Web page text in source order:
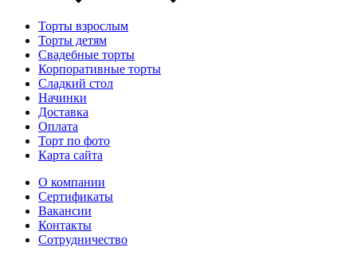
Торты взрослым
Торты детям
Свадебные торты
Корпоративные торты
Сладкий стол
Начинки
Доставка
Оплата
Торт по фото
Карта сайта
О компании
Сертификаты
Вакансии
Контакты
Сотрудничество